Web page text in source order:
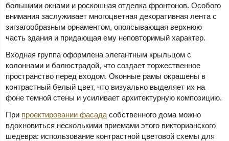
большими окнами и роскошная отделка фронтонов. Особого
внимания заслуживает многоцветная декоративная лента с
зигзагообразным орнаментом, опоясывающая верхнюю
часть здания и придающая ему неповторимый характер.
Входная группа оформлена элегантным крыльцом с
колоннами и балюстрадой, что создает торжественное
пространство перед входом. Оконные рамы окрашены в
контрастный белый цвет, что визуально выделяет их на
фоне темной стены и усиливает архитектурную композицию.
При проектировании фасадасобственного дома можно
вдохновиться несколькими приемами этого викторианского
шедевра: использование контрастной цветовой схемы для